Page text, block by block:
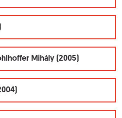
Mihály (2005)